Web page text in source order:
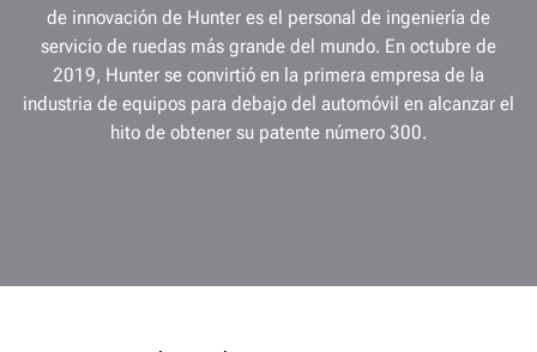
de innovación de Hunter es el personal de ingeniería de
servicio de ruedas más grande del mundo. En octubre de
2019, Hunter se convirtió en la primera empresa de la
industria de equipos para debajo del automóvil en alcanzar el
hito de obtener su patente número 300.